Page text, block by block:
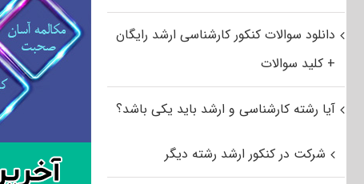
دانلود سوالات کنکور کارشناسی ارشد رایگان
+ کلید سوالات
آیا رشته کارشناسی و ارشد باید یکی باشد؟
شرکت در کنکور ارشد رشته دیگر